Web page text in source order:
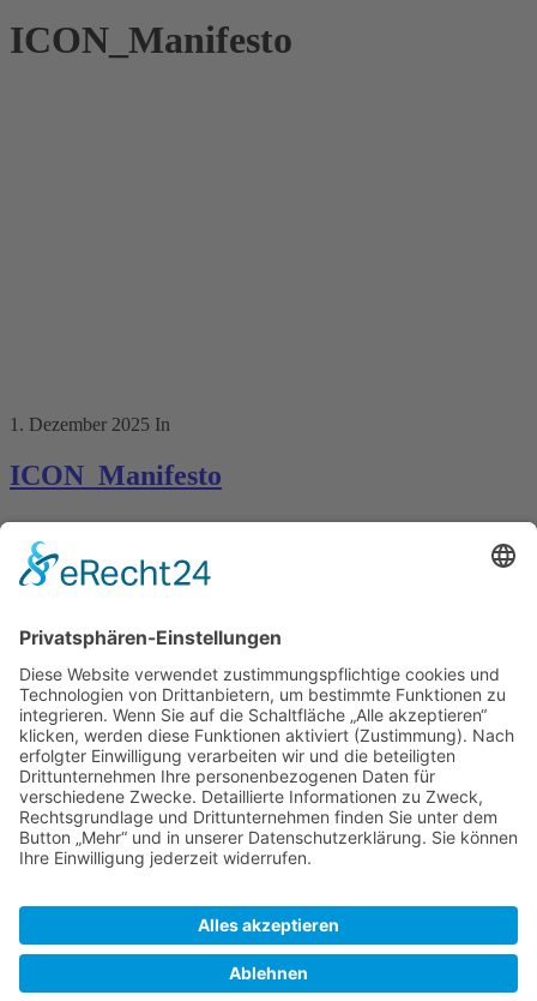
ICON_Manifesto
1. Dezember 2025 In
ICON_Manifesto
Kontakt
Königstraße 28
70173 Stuttgart
T: 0711 29 39 20
kontakt@kaestner-stuttgart.de
Unsere Öffnungszeiten
Montag bis Samstag:
10:00 Uhr – 19:00 Uhr
Pflichtangaben
Impressum
Datenschutzerklärung
Kontakt